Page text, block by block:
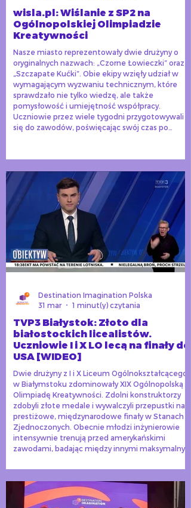
wisla.pl: Wiślanie z SP2 na
Ogólnopolskiej Olimpiadzie
Kreatywności
Nasze miasto reprezentowały dwie drużyny o
oryginalnych nazwach: „Czorne Łowieczki” oraz
„Szczapate Kućki”. Obie ekipy wzięły udział w
wymagającym wyzwaniu technicznym, które
sprawdzało nie tylko wiedzę, ale także
pomysłowość i umiejętność współpracy.
Uczniowie przez wiele tygodni przygotowywali
się do zawodów, poświęcając swój czas po
TVP3 Białystok: Złoto dla
białostockich licealistów.
Uczniowie I i X LO lecą na finały do
USA [WIDEO]
Dwie drużyny z I i X Liceum Ogólnokształcącego
w Białymstoku zdominowały XIX Ogólnopolską
Olimpiadę Kreatywności. Zdolni konstruktorzy
zdobyli złote medale i wywalczyli przepustki na
prestiżowe, międzynarodowe finały w Stanach
Zjednoczonych. Obecnie młodzi inżynierowie
intensywnie trenują przed amerykańskimi
zawodami, badając między innymi maksymalny
sprawdzając stabilność wysokich wież z patyków
do szaszłyków.
Destination Imagination Polska
31 mar
1 minut(y) czytania